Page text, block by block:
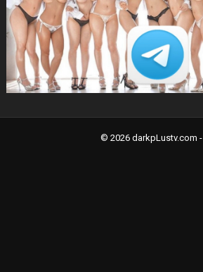
© 2026 darkpLustv.com -